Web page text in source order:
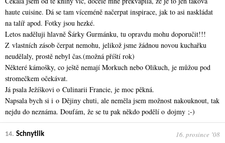
haute cuisine. Dá se tam víceméně načerpat inspirace, jak to asi naskládat
na talíř apod. Fotky jsou hezké.
Letos naděluji hlavně Šárky Gurmánku, tu opravdu mohu doporučit!!!
Z vlastních zásob čerpat nemohu, jelikož jsme žádnou novou kuchařku
neudělaly, prostě nebyl čas.(možná příští rok)
Některé kámošky, co ještě nemají Morkuch nebo Olikuch, je můžou pod
stromečkem očekávat.
Já psala Ježíškovi o Culinarii Francie, je moc pěkná.
Napsala bych si i o Dějiny chuti, ale neměla jsem možnost nakouknout, tak
nejdu do neznáma. Doufám, že se tu pak někdo podělí o dojmy ;-)
14. Schnytlik 16. prosince ʼ08